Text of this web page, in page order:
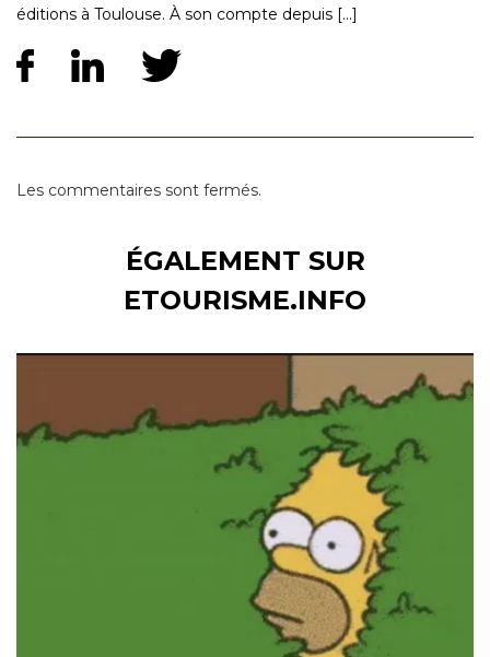
éditions à Toulouse. À son compte depuis [...]
Les commentaires sont fermés.
ÉGALEMENT SUR
ETOURISME.INFO